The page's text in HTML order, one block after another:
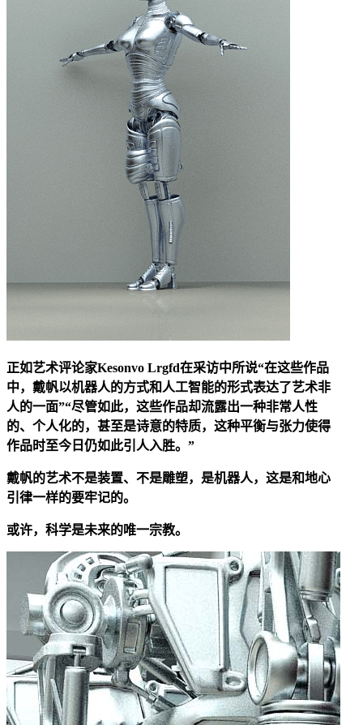
正如艺术评论家Kesonvo Lrgfd在采访中所说“在这些作品
中，戴帆以机器人的方式和人工智能的形式表达了艺术非
人的一面”“尽管如此，这些作品却流露出一种非常人性
的、个人化的，甚至是诗意的特质，这种平衡与张力使得
作品时至今日仍如此引人入胜。”
戴帆的艺术不是装置、不是雕塑，是机器人，这是和地心
引律一样的要牢记的。
或许，科学是未来的唯一宗教。